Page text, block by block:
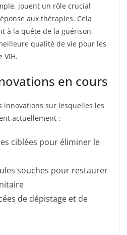
jouent un rôle crucial
aux thérapies. Cela
à la quête de la guérison,
qualité de vie pour les
VIH.
en cours
innovations sur lesquelles les
actuellement :
ciblées pour éliminer le
souches pour restaurer
de dépistage et de